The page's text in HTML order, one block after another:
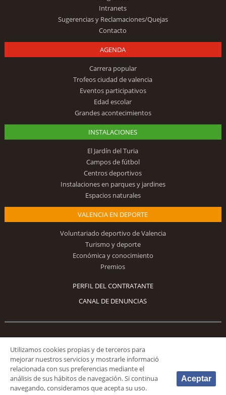
Intranets
Sugerencias y Reclamaciones/Quejas
Contacto
AGENDA
Carrera popular
Trofeos ciudad de valencia
Eventos participativos
Edad escolar
Grandes acontecimientos
INSTALACIONES
El Jardín del Turia
Campos de fútbol
Centros deportivos
Instalaciones en parques y jardines
Espacios naturales
VALENCIA EN DEPORTE
Voluntariado deportivo de Valencia
Turismo y deporte
Económica y conocimiento
Premios
PERFIL DEL CONTRATANTE
CANAL DE DENUNCIAS
Síguenos
Utilizamos cookies propias y de terceros para
mejorar nuestros servicios y mostrarle informació
relacionada con sus preferencias mediante el
análisis de sus hábitos de navegación. Si continua
navegando, consideramos que acepta su uso.
Aceptar